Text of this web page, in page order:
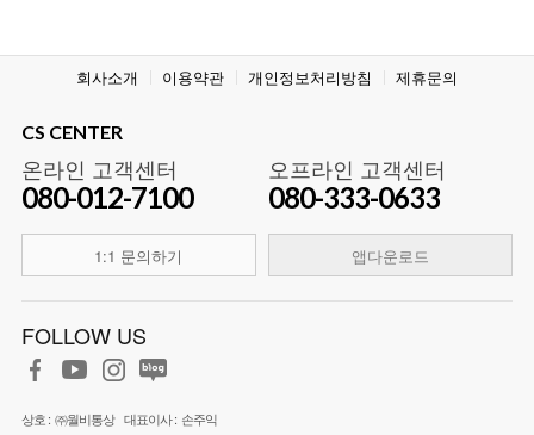
회사소개 이용약관 개인정보처리방침 제휴문의
CS CENTER
온라인 고객센터
080-012-7100
1:1 문의하기
오프라인 고객센터
080-333-0633
앱다운로드
FOLLOW US
상호 : ㈜월비통상 대표이사 : 손주익